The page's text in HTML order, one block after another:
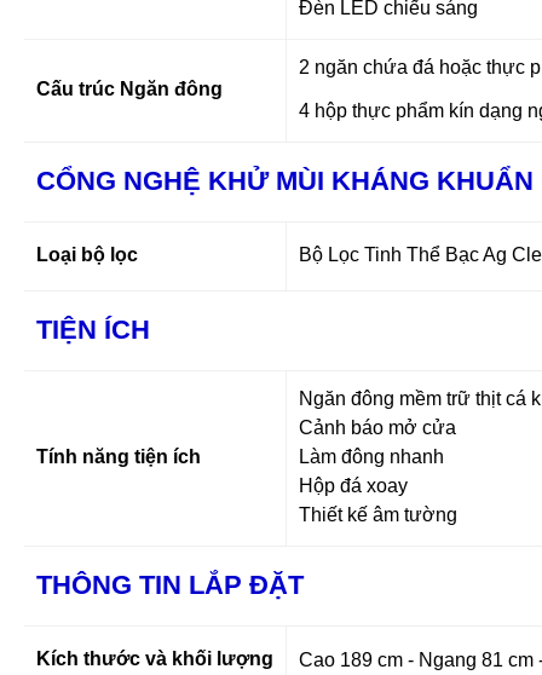
Đèn LED chiếu sáng
Cấu trúc Ngăn đông
2 ngăn chứa đá hoặc thực
4 hộp thực phẩm kín dạng
CỔNG NGHỆ KHỬ MÙI KHÁNG KHUẨN
Loại bộ lọc Bộ Lọc Tinh Thể Bạc Ag
TIỆN ÍCH
Tính năng tiện ích
Ngăn đông mềm trữ thịt cá
Cảnh báo mở cửa
Làm đông nhanh
Hộp đá xoay
Thiết kế âm tường
THÔNG TIN LẮP ĐẶT
Kích thước và khối lượng Cao 189 cm - Ngang 81 cm